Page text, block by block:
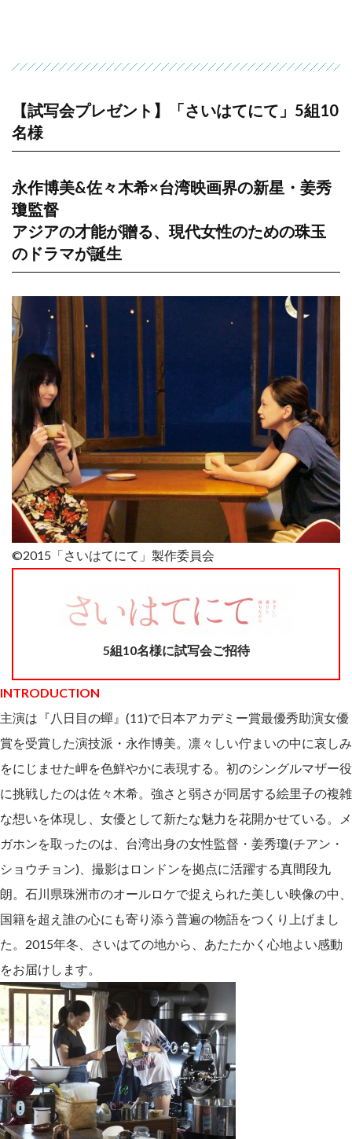
【試写会プレゼント】「さいはてにて」5組10
名様
永作博美&佐々木希×台湾映画界の新星・姜秀
瓊監督
アジアの才能が贈る、現代女性のための珠玉
のドラマが誕生
©2015「さいはてにて」製作委員会
5組10名様に試写会ご招待
INTRODUCTION
主演は『八日目の蟬』(11)で日本アカデミー賞最優秀助演女優
賞を受賞した演技派・永作博美。凛々しい佇まいの中に哀しみ
をにじませた岬を色鮮やかに表現する。初のシングルマザー役
に挑戦したのは佐々木希。強さと弱さが同居する絵里子の複雑
な想いを体現し、女優として新たな魅力を花開かせている。メ
ガホンを取ったのは、台湾出身の女性監督・姜秀瓊(チアン・
ショウチョン)、撮影はロンドンを拠点に活躍する真間段九
朗。石川県珠洲市のオールロケで捉えられた美しい映像の中、
国籍を超え誰の心にも寄り添う普遍の物語をつくり上げまし
た。2015年冬、さいはての地から、あたたかく心地よい感動
をお届けします。